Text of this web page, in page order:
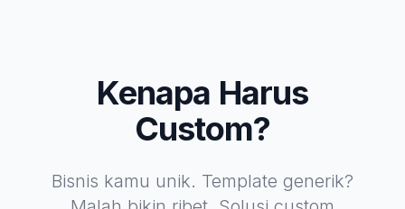
Kenapa Harus
Custom?
Bisnis kamu unik. Template generik?